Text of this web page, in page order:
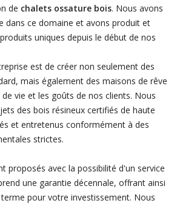
de chalets ossature bois. Nous avons
dans ce domaine et avons produit et
uniques depuis le début de nos
est de créer non seulement des
mais également des maisons de rêve
vie et les goûts de nos clients. Nous
des bois résineux certifiés de haute
et entretenus conformément à des
strictes.
proposés avec la possibilité d'un service
une garantie décennale, offrant ainsi
pour votre investissement. Nous